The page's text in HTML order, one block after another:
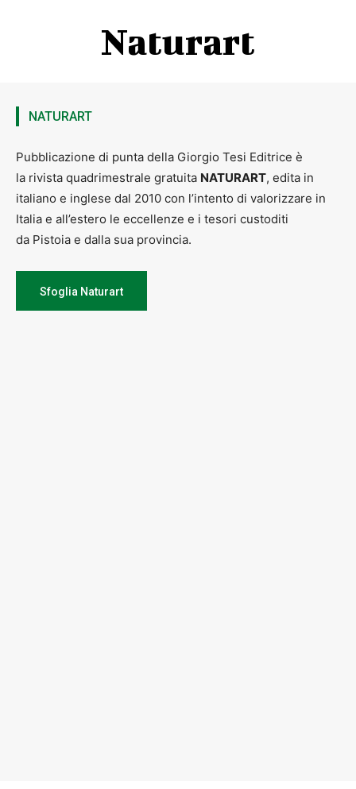
Naturart
NATURART
Pubblicazione di punta della Giorgio Tesi Editrice è
la rivista quadrimestrale gratuita NATURART, edita in
italiano e inglese dal 2010 con l’intento di valorizzare in
Italia e all’estero le eccellenze e i tesori custoditi
da Pistoia e dalla sua provincia.
Sfoglia Naturart